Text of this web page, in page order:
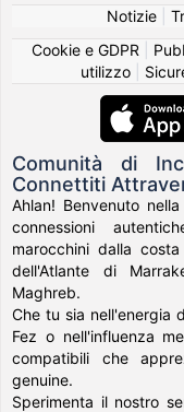
Notizie|
Cookie e GDPR
utilizzo|
Comunità di
Connettiti
Ahlan! Benvenuto
connessioni
marocchini dalla
dell'Atlante di
Maghreb.
Che tu sia nell'energia
Fez o nell'influenza
compatibili che
genuine.
Sperimenta il nostro